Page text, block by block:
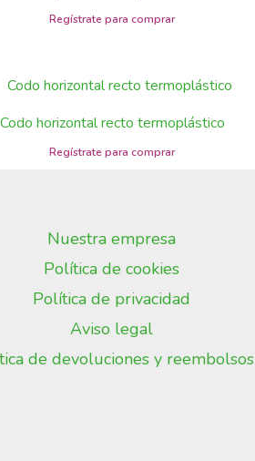
Codo horizontal recto termoplástico
Nuestra empresa
Política de cookies
Política de privacidad
Aviso legal
de devoluciones y reembolsos